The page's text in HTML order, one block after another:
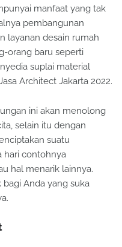
manfaat yang tak
pembangunan
layanan desain rumah
orang baru seperti
suplai material
Architect Jakarta 2022.
ini akan menolong
selain itu dengan
suatu
hari contohnya
hal menarik lainnya.
Anda yang suka